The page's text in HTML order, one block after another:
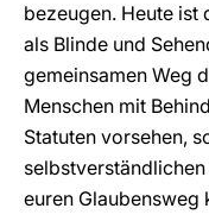
bezeugen. Heute ist
als Blinde und
gemeinsamen Weg
Menschen mit
Statuten vorsehen,
euren Glaubensweg